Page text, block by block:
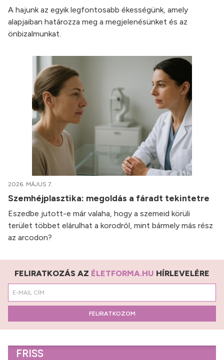
A hajunk az egyik legfontosabb ékességünk, amely
alapjaiban határozza meg a megjelenésünket és az
önbizalmunkat.
2026. MÁJUS 7.
Szemhéjplasztika: megoldás a fáradt tekintetre
Eszedbe jutott-e már valaha, hogy a szemeid körüli
terület többet elárulhat a korodról, mint bármely más rész
az arcodon?
FELIRATKOZÁS AZ ÉLETFORMA.HU HÍRLEVELÉRE
FELIRATKOZOM
FRISS